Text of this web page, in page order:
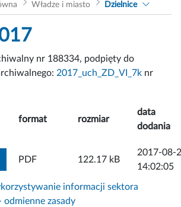
Władze i miasto Dzielnice
nr 188334, podpięty do
2017_uch_ZD_VI_7k nr
format rozmiar
data
dodania
ZAŁĄCZNIK
PDF 122.17 kB
2017-08-
14:02:05
informacji sektora
odmienne zasady